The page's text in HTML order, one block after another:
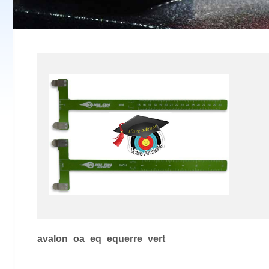
Navigation
avalon_oa_eq_equerre_vert